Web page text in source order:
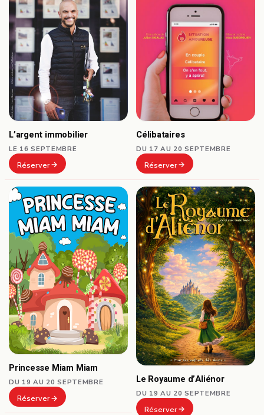
L’argent immobilier
LE 16 SEPTEMBRE
Réserver
Célibataires
DU 17 AU 20 SEPTEMBRE
Réserver
Princesse Miam Miam
DU 19 AU 20 SEPTEMBRE
Réserver
Le Royaume d’Aliénor
DU 19 AU 20 SEPTEMBRE
Réserver